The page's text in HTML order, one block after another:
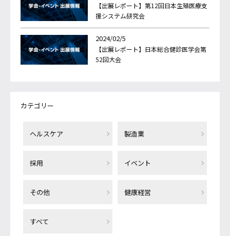
【出展レポート】第12回日本生殖医療支
援システム研究会
2024/02/5
【出展レポート】日本総合健診医学会第
52回大会
カテゴリー
ヘルスケア 製造業
採用 イベント
その他 健康経営
すべて